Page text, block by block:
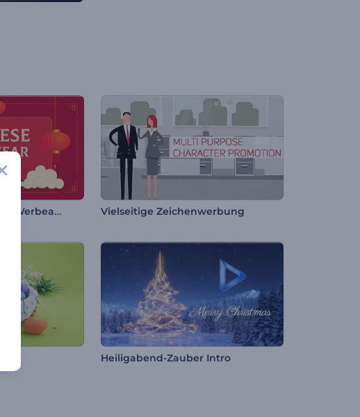
Chinesisches Neujahr Werbeaktion Vielseitige Zeichenwerbung
Heiligabend-Zauber Intro